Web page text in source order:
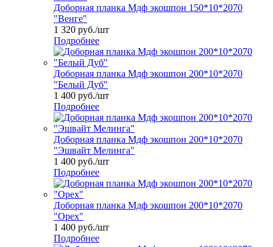
Доборная планка Мдф экошпон 150*10*2070
"Венге"
1 320 руб./шт
Подробнее
Доборная планка Мдф экошпон 200*10*2070
"Белый Дуб"
1 400 руб./шт
Подробнее
Доборная планка Мдф экошпон 200*10*2070
"Эшвайт Мелинга"
1 400 руб./шт
Подробнее
Доборная планка Мдф экошпон 200*10*2070
"Орех"
1 400 руб./шт
Подробнее